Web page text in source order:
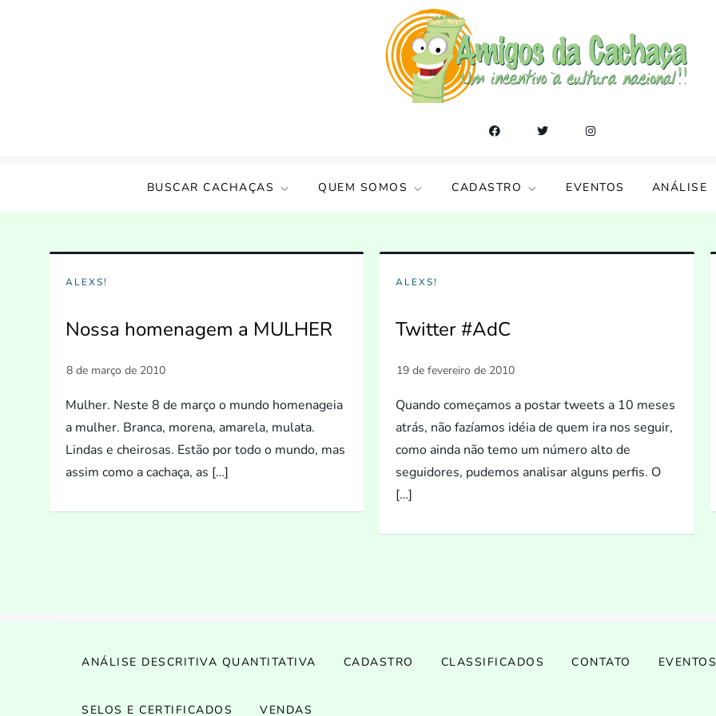
BUSCAR CACHAÇAS QUEM SOMOS CADASTRO EVENTOS ANÁLISE
ALEXS!
Nossa homenagem a MULHER
Mulher. Neste 8 de março o mundo homenageia
a mulher. Branca, morena, amarela, mulata.
Lindas e cheirosas. Estão por todo o mundo, mas
assim como a cachaça, as […]
ALEXS!
Twitter #AdC
Quando começamos a postar tweets a 10 meses
atrás, não fazíamos idéia de quem ira nos seguir,
como ainda não temo um número alto de
seguidores, pudemos analisar alguns perfis. O
[…]
ANÁLISE DESCRITIVA QUANTITATIVA CADASTRO CLASSIFICADOS CONTATO EVENTOS
SELOS E CERTIFICADOS VENDAS